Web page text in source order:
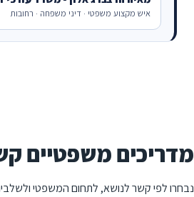
איש מקצוע משפטי · דיני משפחה · רחובות
מדריכים משפטיים
נבחרו לפי קשר לנושא, לתחום המשפטי